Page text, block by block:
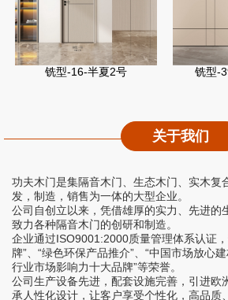
铣型-16-半夏2号 铣型-
关于我们
功夫木门是集隔音木门、生态木门、实木复
发，制造，销售为一体的大型企业。
公司自创立以来，凭借雄厚的实力、先进的
致力各种隔音木门的创研和制造。
企业通过ISO9001:2000质量管理体系认证
牌”、“绿色环保产品推介”、“中国市场放心
行业市场影响力十大品牌”等荣誉。
公司生产设备先进，配套设施完善，引进欧
承人性化设计，让客户享受个性化，高品质